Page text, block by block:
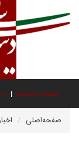
صفحه نخست
صفحه‌اصلی